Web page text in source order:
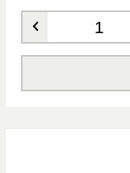
Количество